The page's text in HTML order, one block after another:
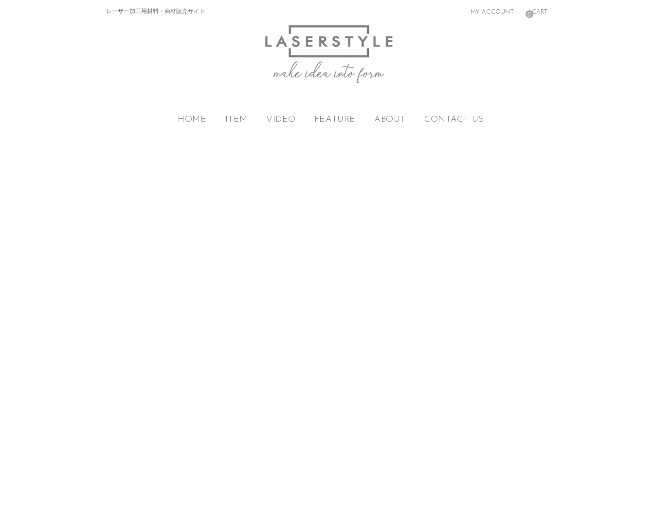
レーザー加工用材料・商材販売サイト MY ACCOUNT 0 CART
HOME ITEM VIDEO FEATURE ABOUT CONTACT US